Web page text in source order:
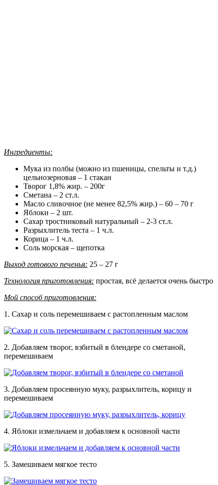
Ингредиенты:
Мука из полбы (можно из пшеницы, спельты и т.д.)
цельнозерновая – 1 стакан
Творог 1,8% жир. – 200г
Сметана – 2 ст.л.
Масло сливочное (не менее 82,5% жир.) – 60 – 70 г
Яблоки – 2 шт.
Сахар тростниковый натуральный – 2-3 ст.л.
Разрыхлитель теста – 1 ч.л.
Корица – 1 ч.л.
Соль морская – щепотка
Выход готового печенья: 25 – 27 г
Технология приготовления: простая, всё делается очень быстро
Мой способ приготовления:
1. Сахар и соль перемешиваем с растопленным маслом
2. Добавляем творог, взбитый в блендере со сметаной,
перемешиваем
3. Добавляем просеянную муку, разрыхлитель, корицу и
перемешиваем
4. Яблоки измельчаем и добавляем к основной части
5. Замешиваем мягкое тесто